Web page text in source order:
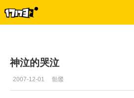
神泣的哭泣
2007-12-01 骷髅